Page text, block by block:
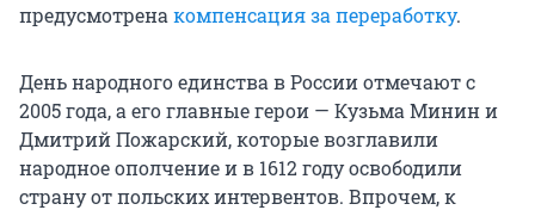
предусмотрена компенсация за переработку.
День народного единства в России отмечают с
2005 года, а его главные герои — Кузьма Минин и
Дмитрий Пожарский, которые возглавили
народное ополчение и в 1612 году освободили
страну от польских интервентов. Впрочем, к